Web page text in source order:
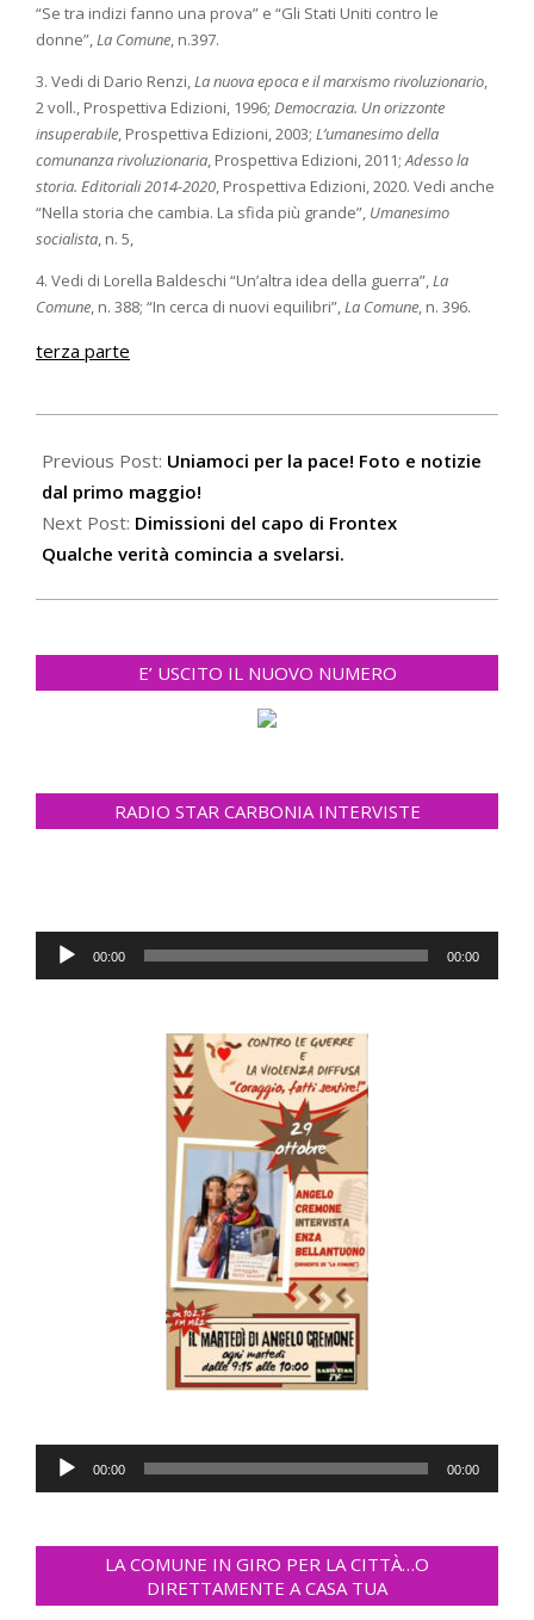
“Se tra indizi fanno una prova” e “Gli Stati Uniti contro le
donne”,La Comune, n.397.
3. Vedi di Dario Renzi,La nuova epoca e il marxismo rivoluzionario,
2 voll., Prospettiva Edizioni, 1996; Democrazia. Un orizzonte
insuperabile, Prospettiva Edizioni, 2003; L’umanesimo della
comunanza rivoluzionaria, Prospettiva Edizioni, 2011;Adesso la
storia. Editoriali 2014-2020, Prospettiva Edizioni, 2020. Vedi anche
“Nella storia che cambia. La sfida più grande”, Umanesimo
socialista, n. 5,
4. Vedi di Lorella Baldeschi “Un’altra idea della guerra”,La
Comune, n. 388; “In cerca di nuovi equilibri”,La Comune, n. 396.
terza parte
05-
03
Previous Post: Uniamoci per la pace! Foto e notizie
dal primo maggio!
Next Post: Dimissioni del capo di Frontex
Qualche verità comincia a svelarsi.
E’ USCITO IL NUOVO NUMERO
RADIO STAR CARBONIA INTERVISTE
Audio
Player
00:00 00:00
Audio
Player
00:00 00:00
LA COMUNE IN GIRO PER LA CITTÀ…O
DIRETTAMENTE A CASA TUA